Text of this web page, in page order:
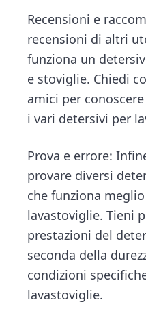
Recensioni e
recensioni di altri
funziona un
e stoviglie. Chiedi
amici per
i vari detersivi per
Prova e errore:
provare diversi
che funziona
lavastoviglie. Tieni
prestazioni del
seconda della
condizioni
lavastoviglie.